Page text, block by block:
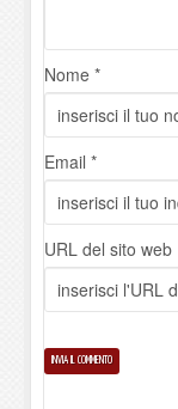
Nome *
Email *
URL del sito web